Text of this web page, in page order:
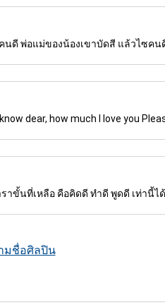
นดี พ่อแม่ของน้องเขาบัดสี แล้วไซคน
dear, how much I love you
ขั้นที่เหลือ คือคิดดี ทำดี พูดดี เท่านี้ได้
มชื่อศิลปิน